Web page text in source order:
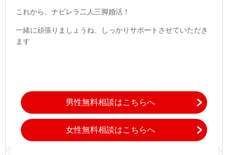
これから、ナビレラ二人三脚婚活！
一緒に頑張りましょうね、しっかりサポートさせていただき
ます
男性無料相談はこちらへ
女性無料相談はこちらへ